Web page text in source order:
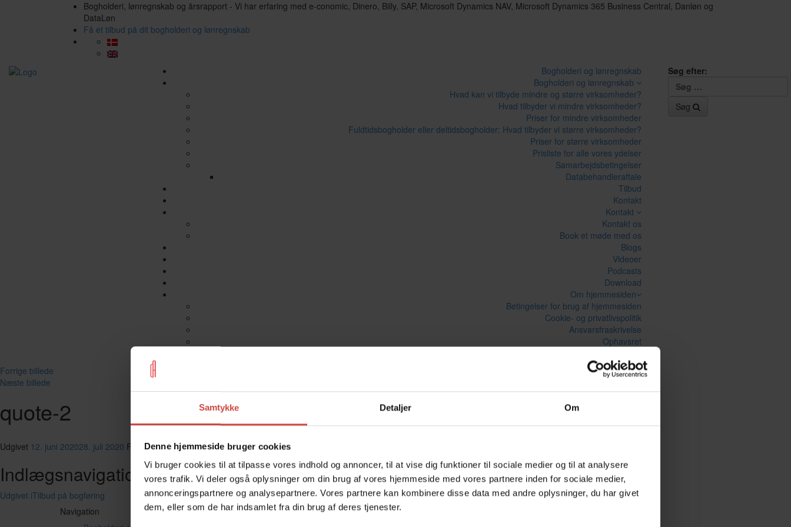
Samtykke Detaljer Om
Denne hjemmeside bruger cookies
Vi bruger cookies til at tilpasse vores indhold og annoncer, til at vise dig funktioner til sociale medier og til at analysere
vores trafik. Vi deler også oplysninger om din brug af vores hjemmeside med vores partnere inden for sociale medier,
annonceringspartnere og analysepartnere. Vores partnere kan kombinere disse data med andre oplysninger, du har givet
dem, eller som de har indsamlet fra din brug af deres tjenester.
Bogholderi, lønregnskab og årsrapport - Vi har erfaring med e-conomic, Dinero, Billy, SAP, Microsoft Dynamics NAV, Microsoft Dynamics 365 Business Central, Danløn og
DataLøn
Få et tilbud på dit bogholderi og lønregnskab
Bogholderi og lønregnskab
Bogholderi og lønregnskab
Hvad kan vi tilbyde mindre og større virksomheder?
Hvad tilbyder vi mindre virksomheder?
Priser for mindre virksomheder
Fuldtidsbogholder eller deltidsbogholder: Hvad tilbyder vi større virksomheder?
Priser for større virksomheder
Prisliste for alle vores ydelser
Samarbejdsbetingelser
Databehandleraftale
Tilbud
Kontakt
Kontakt
Kontakt os
Book et møde med os
Blogs
Videoer
Podcasts
Download
Om hjemmesiden
Betingelser for brug af hjemmesiden
Cookie- og privatlivspolitik
Ansvarsfraskrivelse
Ophavsret
Søg efter:
Søg
Forrige billede
Næste billede
quote-2
Udgivet 12. juni 202028. juli 2020 Faktisk størrelse216 × 183
Indlægsnavigation
Udgivet iTilbud på bogføring
Navigation
Kontakt os